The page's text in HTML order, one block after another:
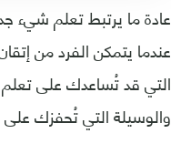
عادة ما يرتبط تعلم شيء
عندما يتمكن الفرد من
التي قد تُساعدك على
والوسيلة التي تُحفزك على